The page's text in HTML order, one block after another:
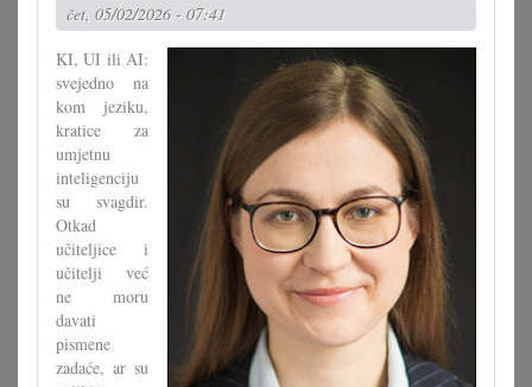
čet, 05/02/2026 - 07:41
KI, UI ili AI:
svejedno na
kom jeziku,
kratice za
umjetnu
inteligenciju
su svagdir.
Otkad
učiteljice i
učitelji već
ne moru
davati
pismene
zadaće, ar su